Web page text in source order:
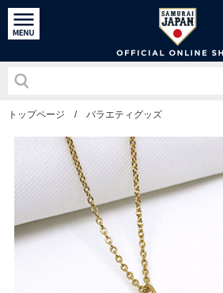
トップページ / バラエティグッズ